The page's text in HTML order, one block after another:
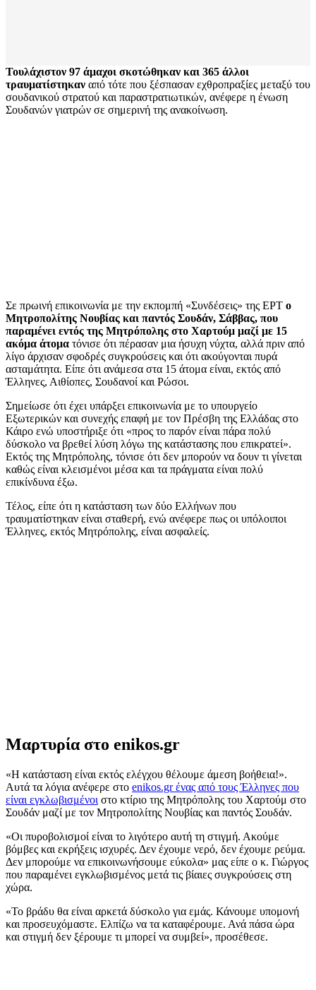
Τουλάχιστον 97 άμαχοι σκοτώθηκαν και 365 άλλοι
τραυματίστηκαν από τότε που ξέσπασαν εχθροπραξίες μεταξύ του
σουδανικού στρατού και παραστρατιωτικών, ανέφερε η ένωση
Σουδανών γιατρών σε σημερινή της ανακοίνωση.
Σε πρωινή επικοινωνία με την εκπομπή «Συνδέσεις» της ΕΡΤ ο
Μητροπολίτης Νουβίας και παντός Σουδάν, Σάββας, που
παραμένει εντός της Μητρόπολης στο Χαρτούμ μαζί με 15
ακόμα άτομα τόνισε ότι πέρασαν μια ήσυχη νύχτα, αλλά πριν από
λίγο άρχισαν σφοδρές συγκρούσεις και ότι ακούγονται πυρά
ασταμάτητα. Είπε ότι ανάμεσα στα 15 άτομα είναι, εκτός από
Έλληνες, Αιθίοπες, Σουδανοί και Ρώσοι.
Σημείωσε ότι έχει υπάρξει επικοινωνία με το υπουργείο
Εξωτερικών και συνεχής επαφή με τον Πρέσβη της Ελλάδας στο
Κάιρο ενώ υποστήριξε ότι «προς το παρόν είναι πάρα πολύ
δύσκολο να βρεθεί λύση λόγω της κατάστασης που επικρατεί».
Εκτός της Μητρόπολης, τόνισε ότι δεν μπορούν να δουν τι γίνεται
καθώς είναι κλεισμένοι μέσα και τα πράγματα είναι πολύ
επικίνδυνα έξω.
Τέλος, είπε ότι η κατάσταση των δύο Ελλήνων που
τραυματίστηκαν είναι σταθερή, ενώ ανέφερε πως οι υπόλοιποι
Έλληνες, εκτός Μητρόπολης, είναι ασφαλείς.
Μαρτυρία στο enikos.gr
«Η κατάσταση είναι εκτός ελέγχου θέλουμε άμεση βοήθεια!».
Aυτά τα λόγια ανέφερε στο enikos.gr ένας από τους Έλληνες που
είναι εγκλωβισμένοι στο κτίριο της Μητρόπολης του Χαρτούμ στο
Σουδάν μαζί με τον Μητροπολίτης Νουβίας και παντός Σουδάν.
«Οι πυροβολισμοί είναι το λιγότερο αυτή τη στιγμή. Ακούμε
βόμβες και εκρήξεις ισχυρές. Δεν έχουμε νερό, δεν έχουμε ρεύμα.
Δεν μπορούμε να επικοινωνήσουμε εύκολα» μας είπε ο κ. Γιώργος
που παραμένει εγκλωβισμένος μετά τις βίαιες συγκρούσεις στη
χώρα.
«Το βράδυ θα είναι αρκετά δύσκολο για εμάς. Κάνουμε υπομονή
και προσευχόμαστε. Ελπίζω να τα καταφέρουμε. Ανά πάσα ώρα
και στιγμή δεν ξέρουμε τι μπορεί να συμβεί», προσέθεσε.